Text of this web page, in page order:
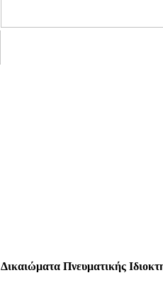
Δικαιώματα Πνευματικής